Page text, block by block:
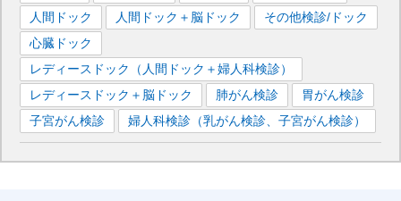
人間ドック
人間ドック＋脳ドック
その他検診/ドック
心臓ドック
レディースドック（人間ドック＋婦人科検診）
レディースドック＋脳ドック
肺がん検診
胃がん検診
子宮がん検診
婦人科検診（乳がん検診、子宮がん検診）